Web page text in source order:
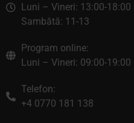
Luni – Vineri: 13:00-18:00
Sambătă: 11-13
Program online:
Luni – Vineri: 09:00-19:00
Telefon:
+4 0770 181 138